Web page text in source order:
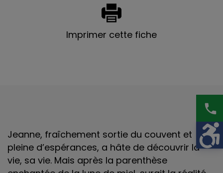
Imprimer cette fiche
Jeanne, fraîchement sortie du couvent et
pleine d’espérances, a hâte de découvrir la
vie, sa vie. Mais après la parenthèse
phone